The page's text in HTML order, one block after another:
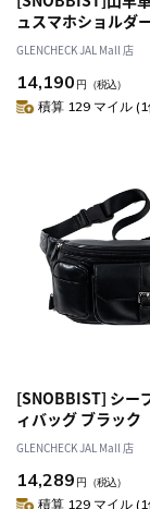
ュスマホショルダ
[オススメ対象]
GLENCHECK JAL Mall 店
14,190 円 （税込）
積算 129 マイル (1
[SNOBBIST] シー
ィバッグ ブラック
GLENCHECK JAL Mall 店
14,289 円 （税込）
積算 129 マイル (1